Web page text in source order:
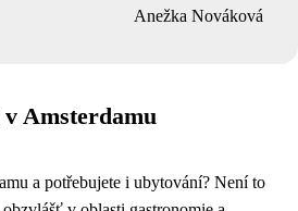
Anežka Nováková
Amsterdamu
a potřebujete i ubytování? Není to